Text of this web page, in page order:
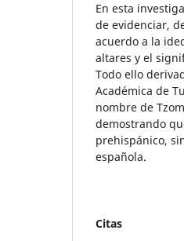
En esta
de evidenciar,
acuerdo a la
altares y el
Todo ello
Académica de
nombre de
demostrando
prehispánico,
española.
Citas